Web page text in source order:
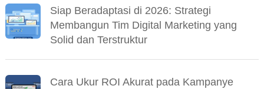
Siap Beradaptasi di 2026: Strategi
Membangun Tim Digital Marketing yang
Solid dan Terstruktur
Cara Ukur ROI Akurat pada Kampanye